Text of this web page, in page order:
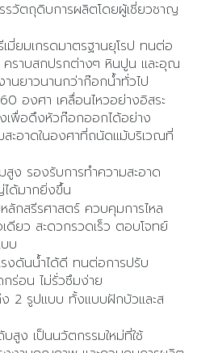
รวัตถุดิบการผลิตโดยผู้เชี่ยวชาญ
มี่ยมเกรดมาตรฐานยุโรป ทนต่อ
คราบสกปรกต่างๆ หินปูน และอุณ
นยาวนานกว่าก๊อกน้ำทั่วไป
องศา เคลื่อนไหวอย่างอิสระ
เพื่อดึงหัวก๊อกออกได้อย่าง
สะอาดในองศาที่ถนัดแม้บริเวณที่
ง รองรับการทำความสะอาด
ด้มากยิ่งขึ้น
กสรีรศาสตร์ ควบคุมการไหล
ดียว สะดวกรวดเร็ว ตอบโจทย์
บ
งดันน้ำได้ดี ทนต่อการปรับ
ร่อน ไม่รั่วซึมง่าย
2 รูปแบบ ทั้งแบบฝักบัวและส
บสูง เป็นนวัตกรรมใหม่ที่ใช้